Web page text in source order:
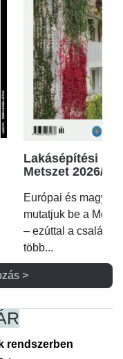
Lakásépítési
Metszet 2026/2.
Európai és magyar
mutatjuk be a
– ezúttal a családi
több...
>
rendszerben